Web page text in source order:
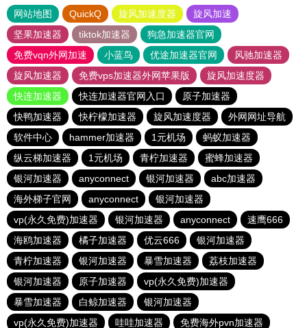
网站地图 QuickQ 旋风加速度器
旋风加速
坚果加速器
tiktok加速器
狗急加速器官网
免费vqn外网加速
小蓝鸟 优途加速器官网
风驰加速器
旋风加速器
免费vps加速器外网苹果版
旋风加速度器
快连加速器
快连加速器官网入口
原子加速器
快鸭加速器
快柠檬加速器 旋风加速度器
外网网址导航
软件中心
hammer加速器 1元机场
蚂蚁加速器
纵云梯加速器
1元机场 青柠加速器
蜜蜂加速器
银河加速器
anyconnect 银河加速器
abc加速器
海外梯子官网
anyconnect
银河加速器
vp(永久免费)加速器
银河加速器 anyconnect
速鹰666
海鸥加速器
橘子加速器 优云666
银河加速器
青柠加速器
银河加速器 暴雪加速器
荔枝加速器
银河加速器
原子加速器
vp(永久免费)加速器
暴雪加速器
白鲸加速器
银河加速器
vp(永久免费)加速器
哇哇加速器 免费海外pvn加速器